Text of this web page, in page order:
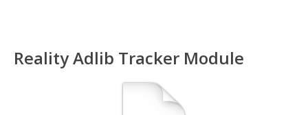
Reality Adlib Tracker Module